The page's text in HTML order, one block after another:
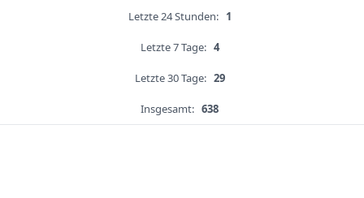
Letzte 24 Stunden: 1
Letzte 7 Tage: 4
Letzte 30 Tage: 29
Insgesamt: 638